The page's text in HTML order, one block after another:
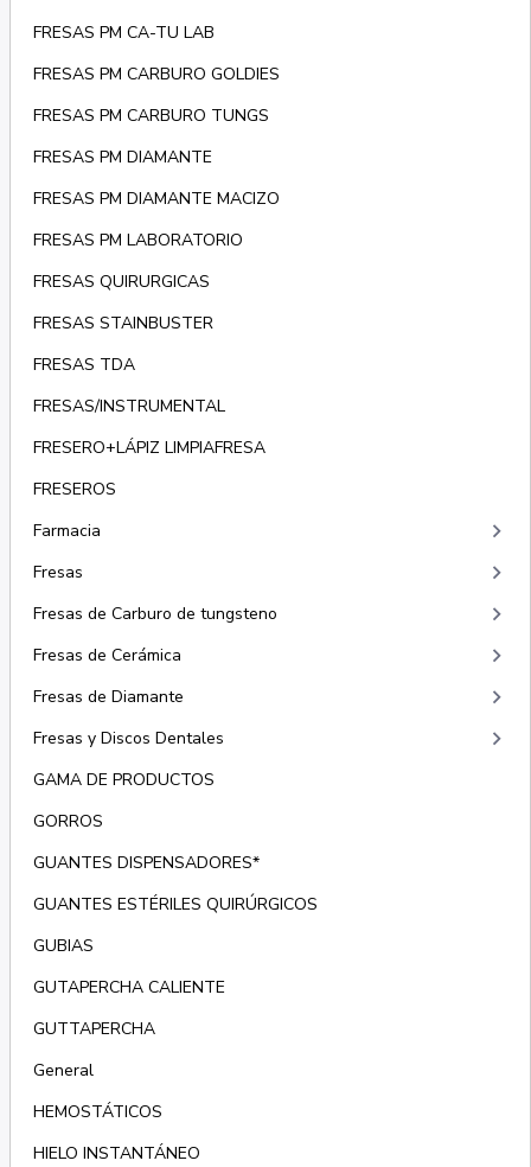
FRESAS PM CA-TU LAB
FRESAS PM CARBURO GOLDIES
FRESAS PM CARBURO TUNGS
FRESAS PM DIAMANTE
FRESAS PM DIAMANTE MACIZO
FRESAS PM LABORATORIO
FRESAS QUIRURGICAS
FRESAS STAINBUSTER
FRESAS TDA
FRESAS/INSTRUMENTAL
FRESERO+LÁPIZ LIMPIAFRESA
FRESEROS
Farmacia
keyboard_arrow_right
Fresas keyboard_arrow_right
Fresas de Carburo de tungsteno keyboard_arrow_right
Fresas de Cerámica keyboard_arrow_right
Fresas de Diamante keyboard_arrow_right
Fresas y Discos Dentales keyboard_arrow_right
GAMA DE PRODUCTOS
GORROS
GUANTES DISPENSADORES*
GUANTES ESTÉRILES QUIRÚRGICOS
GUBIAS
GUTAPERCHA CALIENTE
GUTTAPERCHA
General
HEMOSTÁTICOS
HIELO INSTANTÁNEO